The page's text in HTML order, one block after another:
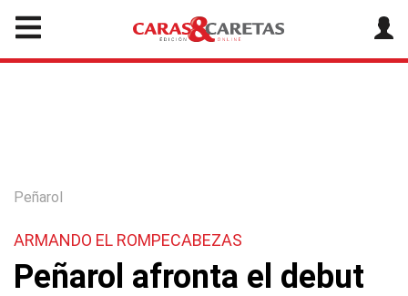
Peñarol
ARMANDO EL ROMPECABEZAS
Peñarol afronta el debut